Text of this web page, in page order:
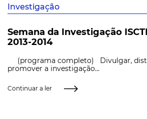
Investigação
Semana da Investigação
2013-2014
(programa completo) Divulgar,
promover a investigação...
Continuar a ler